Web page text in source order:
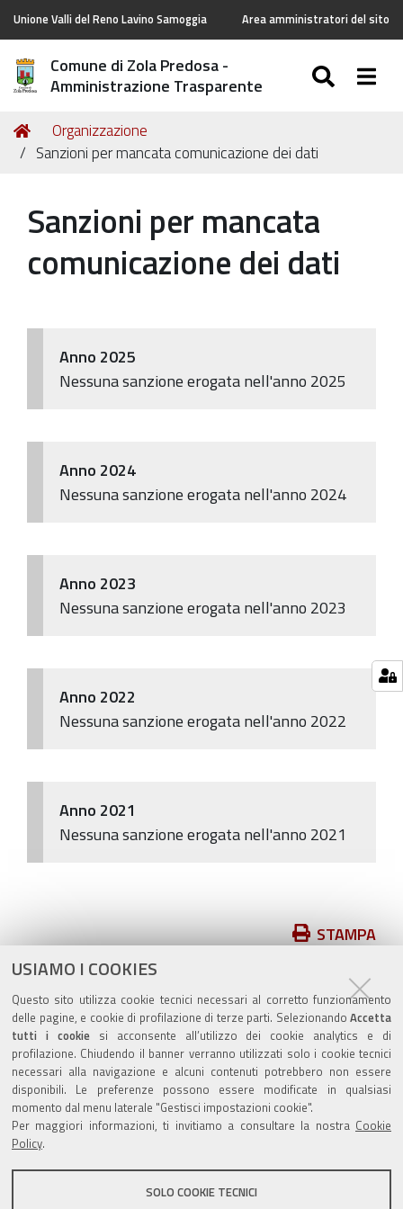
USIAMO I COOKIES
Questo sito utilizza cookie tecnici necessari al corretto funzionamento
delle pagine, e cookie di profilazione di terze parti. Selezionando Accetta
tutti i cookiesi acconsente all’utilizzo dei cookie analytics e di
profilazione. Chiudendo il banner verranno utilizzati solo i cookie tecnici
necessari alla navigazione e alcuni contenuti potrebbero non essere
disponibili. Le preferenze possono essere modificate in qualsiasi
momento dal menu laterale "Gestisci impostazioni cookie".
Per maggiori informazioni, ti invitiamo a consultare la nostra Cookie
Policy.
SOLO COOKIE TECNICI
Unione Valli del Reno Lavino Samoggia Area amministratori del sito
Comune di Zola Predosa -
Amministrazione Trasparente
Tu
sei
Home
Organizzazione
Sanzioni per mancata comunicazione dei dati
Sanzioni per mancata
comunicazione dei dati
Anno 2025
Nessuna sanzione erogata nell'anno 2025
Anno 2024
Nessuna sanzione erogata nell'anno 2024
Anno 2023
Nessuna sanzione erogata nell'anno 2023
Anno 2022
Nessuna sanzione erogata nell'anno 2022
Anno 2021
Nessuna sanzione erogata nell'anno 2021
Azioni
sul
documento
STAMPA
pubblicato il14/11/2018
ultima modifica19/05/2026
Valuta questo sito